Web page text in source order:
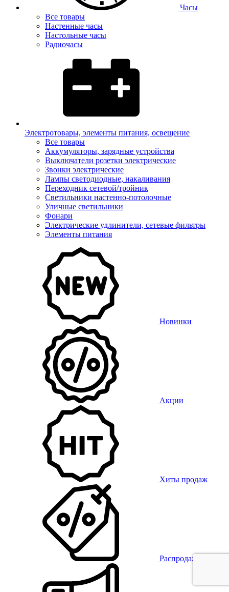
Часы
Все товары
Настенные часы
Настольные часы
Радиочасы
Электротовары, элементы питания, освещение
Все товары
Аккумуляторы, зарядные устройства
Выключатели розетки электрические
Звонки электрические
Лампы светодиодные, накаливания
Переходник сетевой/тройник
Светильники настенно-потолочные
Уличные светильники
Фонари
Электрические удлинители, сетевые фильтры
Элементы питания
Новинки
Акции
Хиты продаж
Распродажа